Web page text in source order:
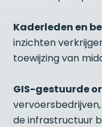
Kaderleden en
inzichten
toewijzing van
GIS-gestuurde
de infrastructuur